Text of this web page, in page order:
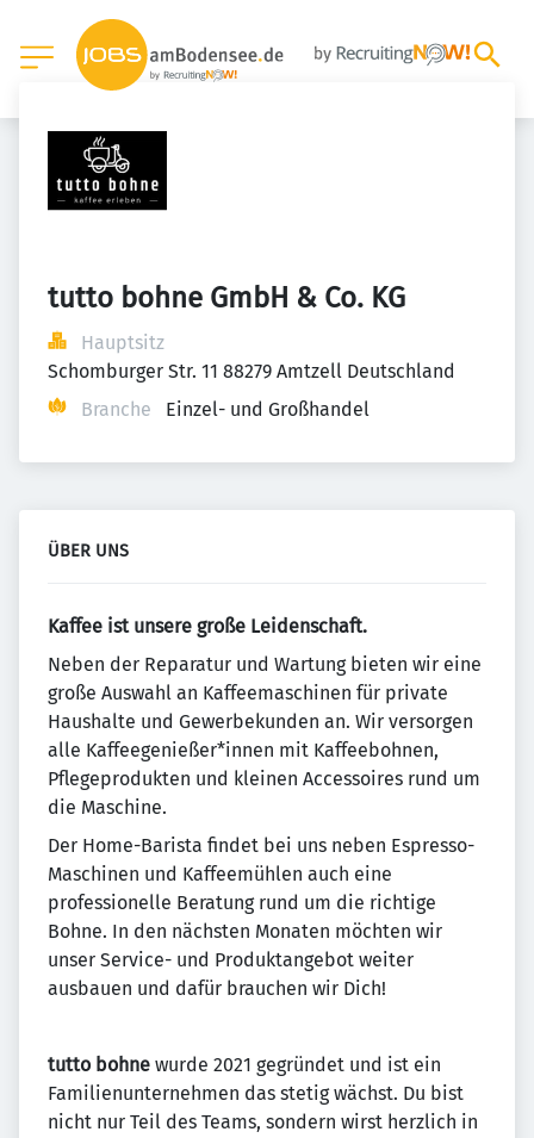
tutto bohne GmbH & Co. KG
Hauptsitz
Schomburger Str. 11 88279 Amtzell Deutschland
Branche
Einzel- und Großhandel
ÜBER UNS
Kaffee ist unsere große Leidenschaft.
Neben der Reparatur und Wartung bieten wir eine
große Auswahl an Kaffeemaschinen für private
Haushalte und Gewerbekunden an. Wir versorgen
alle Kaffeegenießer*innen mit Kaffeebohnen,
Pflegeprodukten und kleinen Accessoires rund um
die Maschine.
Der Home-Barista findet bei uns neben Espresso-
Maschinen und Kaffeemühlen auch eine
professionelle Beratung rund um die richtige
Bohne. In den nächsten Monaten möchten wir
unser Service- und Produktangebot weiter
ausbauen und dafür brauchen wir Dich!
tutto bohne wurde 2021 gegründet und ist ein
Familienunternehmen das stetig wächst. Du bist
nicht nur Teil des Teams, sondern wirst herzlich in